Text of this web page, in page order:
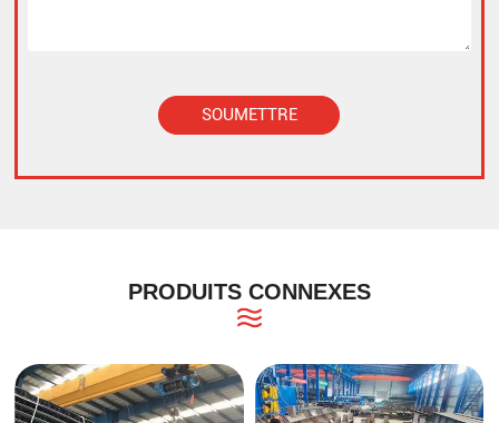
SOUMETTRE
PRODUITS CONNEXES